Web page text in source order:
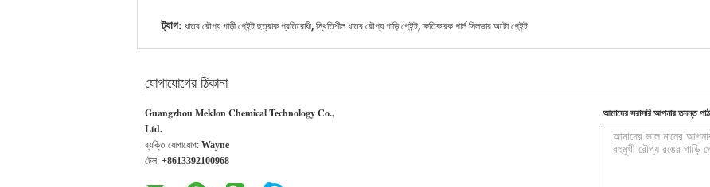
ট্যাগ: ধাতব রৌপ্য গাড়ী পেইন্ট ছত্রাক প্রতিরোধী, স্থিতিশীল ধাতব রৌপ্য গাড়ি পেইন্ট, ক্ষতিকারক পার্ল সিলভার অটো পেইন্ট
যোগাযোগের ঠিকানা
Guangzhou Meklon Chemical Technology Co.,
Ltd.
ব্যক্তি যোগাযোগ: Wayne
টেল: +8613392100968
আমাদের সরাসরি আপনার তদন্ত